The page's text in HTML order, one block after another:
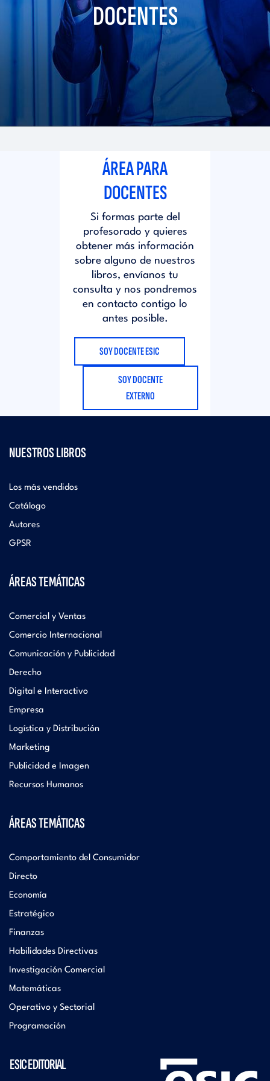
i
o
t
DOCENTES
ÁREA PARA
DOCENTES
Si formas parte del
profesorado y quieres
obtener más información
sobre alguno de nuestros
libros, envíanos tu
consulta y nos pondremos
en contacto contigo lo
antes posible.
SOY DOCENTE ESIC
SOY DOCENTE
EXTERNO
NUESTROS LIBROS
Los más vendidos
Catálogo
Autores
GPSR
ÁREAS TEMÁTICAS
Comercial y Ventas
Comercio Internacional
Comunicación y Publicidad
Derecho
Digital e Interactivo
Empresa
Logística y Distribución
Marketing
Publicidad e Imagen
Recursos Humanos
ÁREAS TEMÁTICAS
Comportamiento del Consumidor
Directo
Economía
Estratégico
Finanzas
Habilidades Directivas
Investigación Comercial
Matemáticas
Operativo y Sectorial
Programación
ESIC EDITORIAL